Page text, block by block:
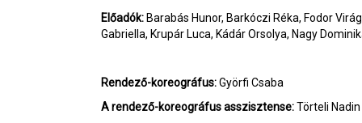
Előadók: Barabás Hunor, Barkóczi Réka, Fodor
Gabriella, Krupár Luca, Kádár Orsolya, Nagy
Rendező-koreográfus:Györfi Csaba
A rendező-koreográfus asszisztense:Törteli Nadin